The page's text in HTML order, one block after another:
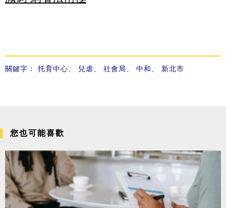
關鍵字： 托育中心、 兒虐、 社會局、 中和、 新北市
您也可能喜歡